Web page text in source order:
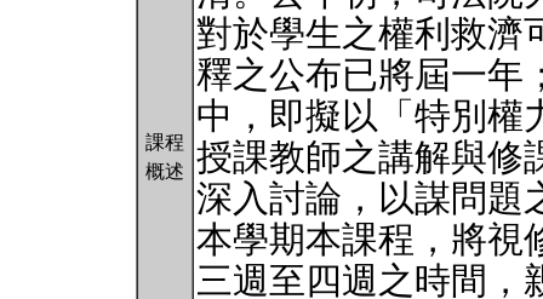
課程
概述
對於學生之權利救濟
釋之公布已將屆一年
中，即擬以「特別權
授課教師之講解與修
深入討論，以謀問題
本學期本課程，將視
三週至四週之時間，